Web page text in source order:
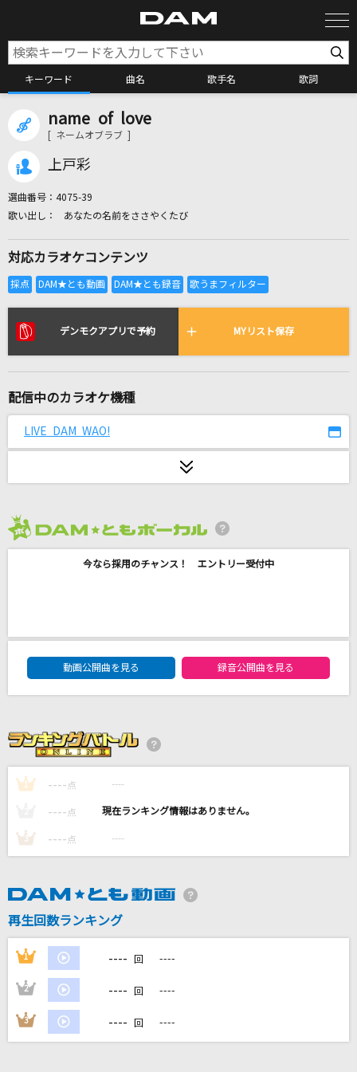
キーワード 曲名 歌手名 歌詞
カラオケ検索
全国りれき
リアルタイムで歌われている曲の一覧
瀬戸の花嫁
おかえり
Mrs. GREEN APPLE
六本木心中
The Jackson 5(The Jacksons)
ハレンチ
ブリキノダンス
sumika
カラオケ最新情報をチェック！
name of love
[ ネームオブラブ ]
上戸彩
選曲番号： 4075-39
あなたの名前をささやくたび
対応カラオケコンテンツ
デンモクアプリで予約 MYリスト保存
配信中のカラオケ機種
LIVE DAM WAO!
今なら採用のチャンス！ エントリー受付中
DAM★ともボーカルエントリーランキング
動画公開曲を見る
録音公開曲を見る
1 ---- 点 ----
---- 点 ----
3 ---- 点 ----
再生回数ランキング
1 ---- 回 ----
2 ---- 回 ----
3 ---- 回 ----